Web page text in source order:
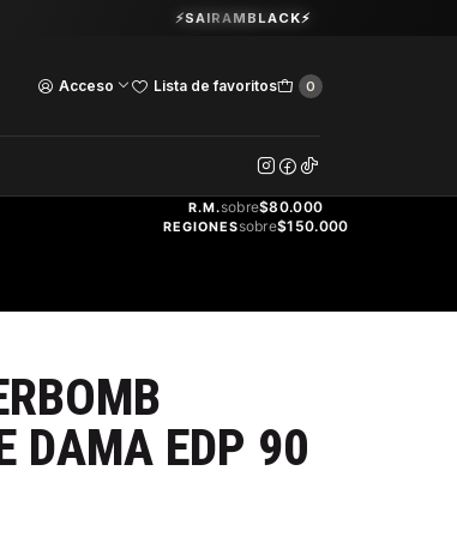
Acceso Lista de favoritos 0
Guardia Vieja 202. Oficina 102.Ver Horarios
⚡SAIRAMBLACK⚡
GRATIS
R.M.sobre$80.000
REGIONESsobre$150.000
DAMA EDP 90